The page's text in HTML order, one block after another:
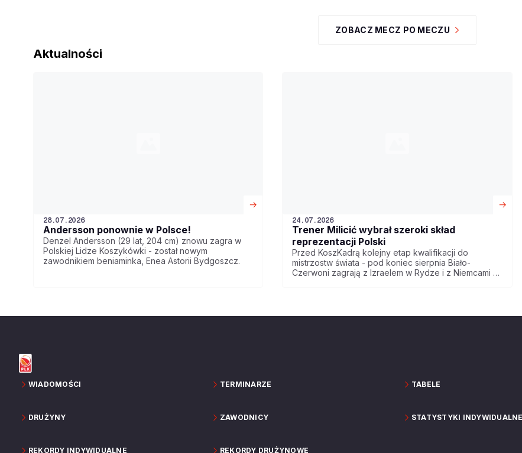
ZOBACZ MECZ PO MECZU
Aktualności
28.07.2026
Andersson ponownie w Polsce!
Denzel Andersson (29 lat, 204 cm) znowu zagra w
Polskiej Lidze Koszykówki - został nowym
zawodnikiem beniaminka, Enea Astorii Bydgoszcz.
24.07.2026
Trener Milicić wybrał szeroki skład
reprezentacji Polski
Przed KoszKadrą kolejny etap kwalifikacji do
mistrzostw świata - pod koniec sierpnia Biało-
Czerwoni zagrają z Izraelem w Rydze i z Niemcami w
WIADOMOŚCI TERMINARZE TABELE
DRUŻYNY ZAWODNICY STATYSTYKI INDYWIDUALNE
REKORDY INDYWIDUALNE REKORDY DRUŻYNOWE